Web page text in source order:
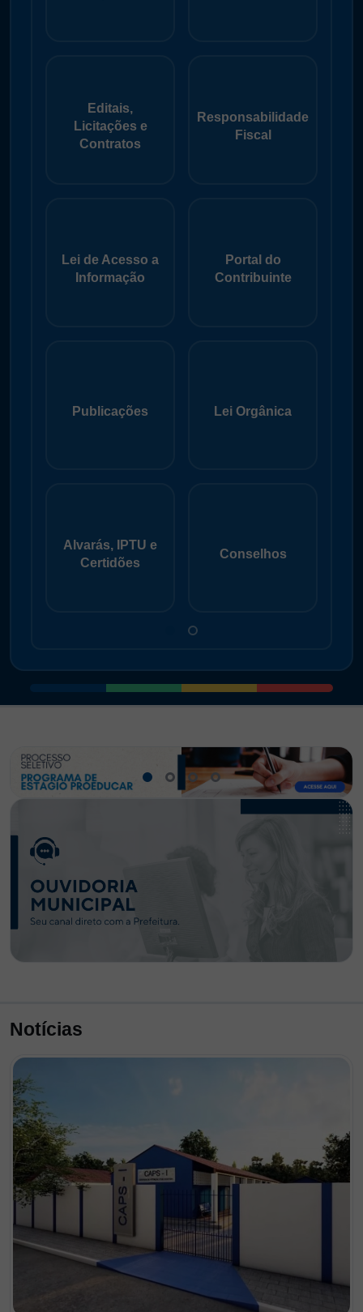
Editais,
Licitações e
Contratos
Responsabilidade
Fiscal
Lei de Acesso a
Informação
Portal do
Contribuinte
Publicações Lei Orgânica
Alvarás, IPTU e
Certidões
Conselhos
Notícias